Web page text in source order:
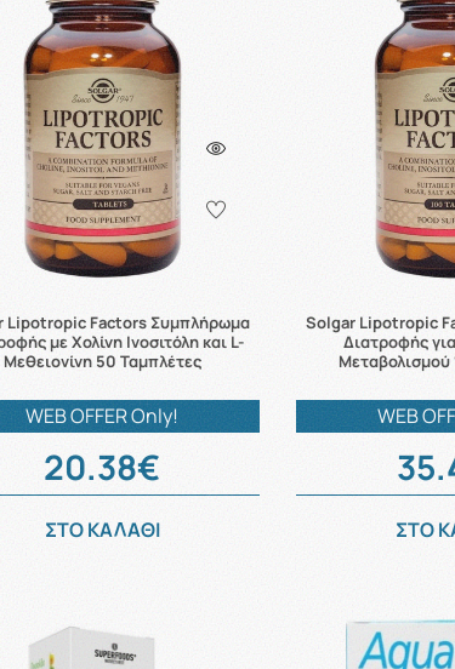
Lipotropic Factors Συμπλήρωμα
με Χολίνη Ινοσιτόλη και L-
Μεθειονίνη 50 Ταμπλέτες
WEB OFFER Only!
20.38€
ΣΤΟ ΚΑΛΑΘΙ
Solgar Lipotropic
Διατροφής
WEB
ΣΤΟ